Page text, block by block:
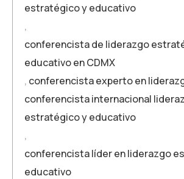
estratégico y educativo
,
conferencista de liderazgo
educativo en CDMX
, conferencista experto en
conferencista internacional
estratégico y educativo
,
conferencista líder en liderazgo
educativo